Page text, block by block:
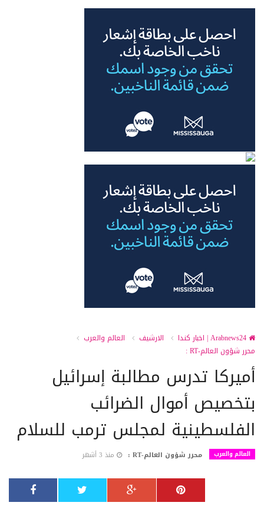
الارشيف
العالم والعرب
محرر شؤون العالم-RT :
أميركا تدرس مطالبة إسرائيل
بتخصيص أموال الضرائب
الفلسطينية لمجلس ترمب للسلام
العالم والعرب محرر شؤون العالم-RT : منذ 3 أشهر